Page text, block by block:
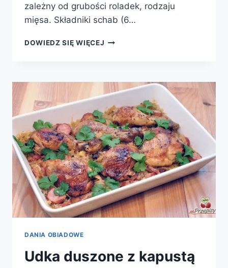
zależny od grubości roladek, rodzaju
mięsa. Składniki schab (6…
DOWIEDZ SIĘ WIĘCEJ ROLADKI
PIECZARKAMI
DANIA OBIADOWE
Udka duszone z kapustą